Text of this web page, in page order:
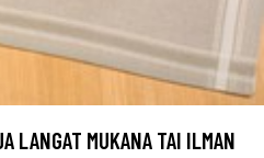
LANGAT MUKANA TAI ILMAN